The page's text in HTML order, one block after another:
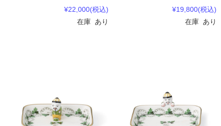
¥22,000(税込)
在庫 あり
¥19,800(税込)
在庫 あり